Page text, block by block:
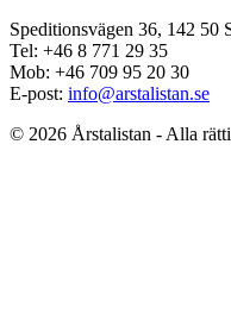
Speditionsvägen 36, 142 50
Tel: +46 8 771 29 35
Mob: +46 709 95 20 30
E-post: info@arstalistan.se
© 2026 Årstalistan - Alla